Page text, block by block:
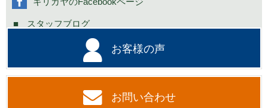
スタッフブログ
お客様の声
お問い合わせ